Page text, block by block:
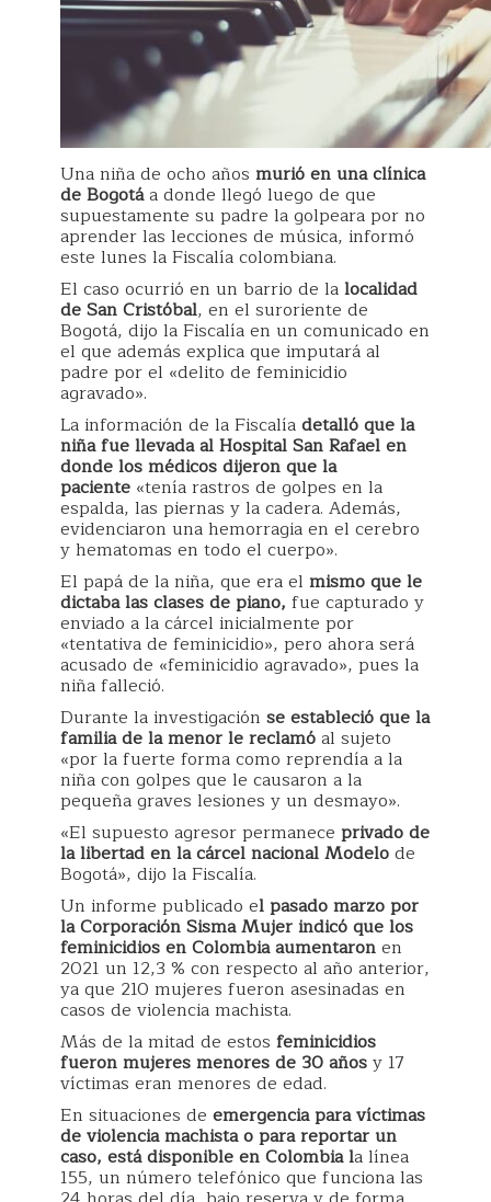
Una niña de ocho años murió en una clínica
de Bogotáa donde llegó luego de que
supuestamente su padre la golpeara por no
aprender las lecciones de música, informó
este lunes la Fiscalía colombiana.
El caso ocurrió en un barrio de lalocalidad
de San Cristóbal, en el suroriente de
Bogotá, dijo la Fiscalía en un comunicado en
el que además explica que imputará al
padre por el «delito de feminicidio
agravado».
La información de la Fiscalíadetalló que la
niña fue llevada al Hospital San Rafael en
donde los médicos dijeron que la
paciente «tenía rastros de golpes en la
espalda, las piernas y la cadera. Además,
evidenciaron una hemorragia en el cerebro
y hematomas en todo el cuerpo».
El papá de la niña, que era el mismo que le
dictaba las clases de piano, fue capturado y
enviado a la cárcel inicialmente por
«tentativa de feminicidio», pero ahora será
acusado de «feminicidio agravado», pues la
niña falleció.
Durante la investigación se estableció que la
familia de la menor le reclamóal sujeto
«por la fuerte forma como reprendía a la
niña con golpes que le causaron a la
pequeña graves lesiones y un desmayo».
«El supuesto agresor permanece privado de
la libertad en la cárcel nacional Modelode
Bogotá», dijo la Fiscalía.
Un informe publicado el pasado marzo por
la Corporación Sisma Mujer indicó que los
feminicidios en Colombia aumentaronen
2021 un 12,3 % con respecto al año anterior,
ya que 210 mujeres fueron asesinadas en
casos de violencia machista.
Más de la mitad de estos feminicidios
fueron mujeres menores de 30 añosy 17
víctimas eran menores de edad.
En situaciones de emergencia para víctimas
de violencia machista o para reportar un
caso, está disponible en Colombia la línea
155, un número telefónico que funciona las